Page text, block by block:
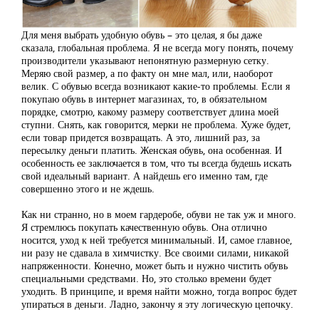
Для меня выбрать удобную обувь – это целая, я бы даже
сказала, глобальная проблема. Я не всегда могу понять, почему
производители указывают непонятную размерную сетку.
Меряю свой размер, а по факту он мне мал, или, наоборот
велик. С обувью всегда возникают какие-то проблемы. Если я
покупаю обувь в интернет магазинах, то, в обязательном
порядке, смотрю, какому размеру соответствует длина моей
ступни. Снять, как говорится, мерки не проблема. Хуже будет,
если товар придется возвращать. А это, лишний раз, за
пересылку деньги платить. Женская обувь, она особенная. И
особенность ее заключается в том, что ты всегда будешь искать
свой идеальный вариант. А найдешь его именно там, где
совершенно этого и не ждешь.
Как ни странно, но в моем гардеробе, обуви не так уж и много.
Я стремлюсь покупать качественную обувь. Она отлично
носится, уход к ней требуется минимальный. И, самое главное,
ни разу не сдавала в химчистку. Все своими силами, никакой
напряженности. Конечно, может быть и нужно чистить обувь
специальными средствами. Но, это столько времени будет
уходить. В принципе, и время найти можно, тогда вопрос будет
упираться в деньги. Ладно, закончу я эту логическую цепочку.